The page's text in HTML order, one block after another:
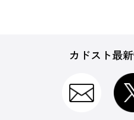
カドスト最